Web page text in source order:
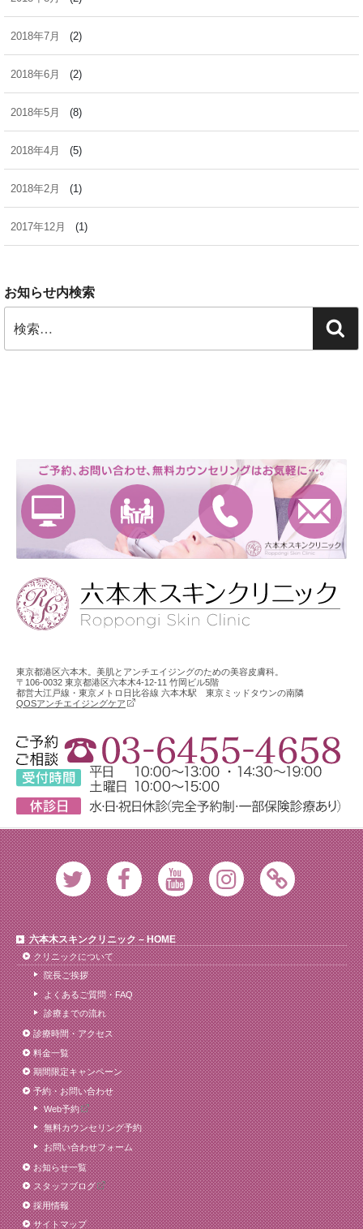
2018年7月 (2)
2018年6月 (2)
2018年5月 (8)
2018年4月 (5)
2018年2月 (1)
2017年12月 (1)
お知らせ内検索
索
東京都港区六本木。美肌とアンチエイジングのための美容皮膚科。
〒106-0032 東京都港区六本木4-12-11 竹岡ビル5階
都営大江戸線・東京メトロ日比谷線 六本木駅 東京ミッドタウンの南隣
QOSアンチエイジングケア
Twitter FacebookYoutube InstagramAmeblo
六本木スキンクリニック – HOME
クリニックについて
院長ご挨拶
よくあるご質問・FAQ
診療までの流れ
診療時間・アクセス
料金一覧
期間限定キャンペーン
予約・お問い合わせ
Web予約
無料カウンセリング予約
お問い合わせフォーム
お知らせ一覧
スタッフブログ
採用情報
サイトマップ